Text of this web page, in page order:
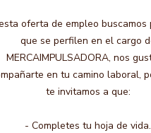
oferta de empleo buscamos
que se perfilen en el cargo
MERCAIMPULSADORA, nos
en tu camino laboral,
te invitamos a que:
- Completes tu hoja de vida.